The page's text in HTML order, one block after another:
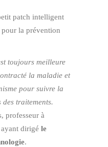
patch intelligent
pour la prévention
toujours meilleure
la maladie et
pour suivre la
des traitements.
professeur à
dirigé le
.